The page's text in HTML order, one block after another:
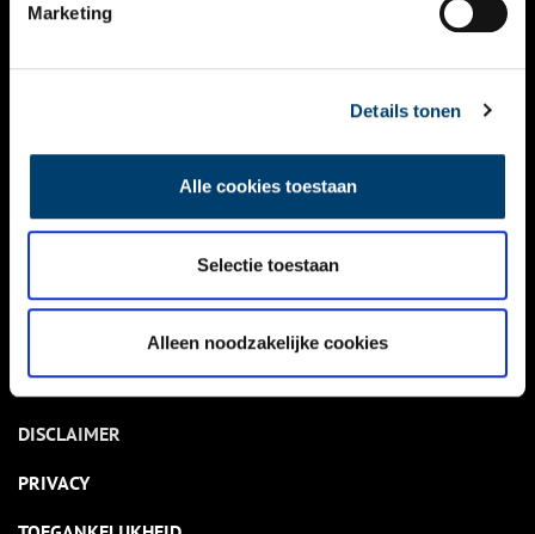
Marketing
Details tonen
Alle cookies toestaan
Selectie toestaan
Alleen noodzakelijke cookies
NIEUWS
KALENDER
ACTIVITEITEN
NIEUWSBRIEF
DISCLAIMER
PRIVACY